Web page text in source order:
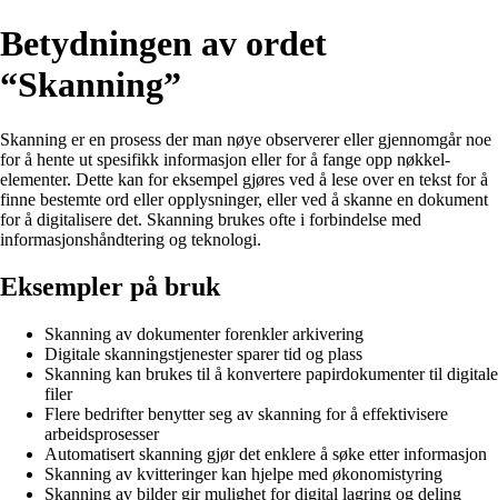
Betydningen av ordet
“Skanning”
Skanning er en prosess der man nøye observerer eller gjennomgår noe
for å hente ut spesifikk informasjon eller for å fange opp nøkkel-
elementer. Dette kan for eksempel gjøres ved å lese over en tekst for å
finne bestemte ord eller opplysninger, eller ved å skanne en dokument
for å digitalisere det. Skanning brukes ofte i forbindelse med
informasjonshåndtering og teknologi.
Eksempler på bruk
Skanning av dokumenter forenkler arkivering
Digitale skanningstjenester sparer tid og plass
Skanning kan brukes til å konvertere papirdokumenter til digitale
filer
Flere bedrifter benytter seg av skanning for å effektivisere
arbeidsprosesser
Automatisert skanning gjør det enklere å søke etter informasjon
Skanning av kvitteringer kan hjelpe med økonomistyring
Skanning av bilder gir mulighet for digital lagring og deling